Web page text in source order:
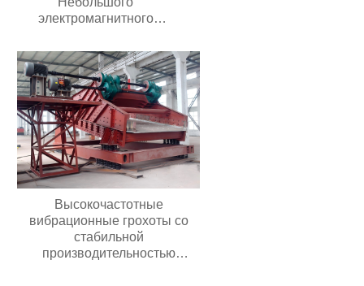
электромагнитного
вибрирующего лоткового
питателя с контроллером
Высокочастотные
вибрационные грохоты со
стабильной
производительностью